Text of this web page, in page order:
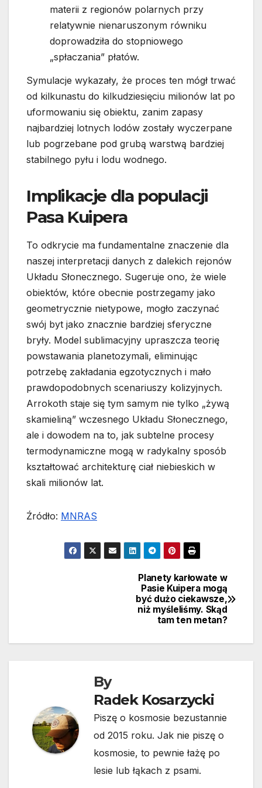
materii z regionów polarnych przy
relatywnie nienaruszonym równiku
doprowadziła do stopniowego
„spłaczania” płatów.
Symulacje wykazały, że proces ten mógł trwać
od kilkunastu do kilkudziesięciu milionów lat po
uformowaniu się obiektu, zanim zapasy
najbardziej lotnych lodów zostały wyczerpane
lub pogrzebane pod grubą warstwą bardziej
stabilnego pyłu i lodu wodnego.
Implikacje dla populacji
Pasa Kuipera
To odkrycie ma fundamentalne znaczenie dla
naszej interpretacji danych z dalekich rejonów
Układu Słonecznego. Sugeruje ono, że wiele
obiektów, które obecnie postrzegamy jako
geometrycznie nietypowe, mogło zaczynać
swój byt jako znacznie bardziej sferyczne
bryły. Model sublimacyjny upraszcza teorię
powstawania planetozymali, eliminując
potrzebę zakładania egzotycznych i mało
prawdopodobnych scenariuszy kolizyjnych.
Arrokoth staje się tym samym nie tylko „żywą
skamieliną” wczesnego Układu Słonecznego,
ale i dowodem na to, jak subtelne procesy
termodynamiczne mogą w radykalny sposób
kształtować architekturę ciał niebieskich w
skali milionów lat.
Źródło: MNRAS
Planety karłowate w
Pasie Kuipera mogą
być dużo ciekawsze,
niż myśleliśmy. Skąd
tam ten metan?
By
Radek Kosarzycki
Piszę o kosmosie bezustannie
od 2015 roku. Jak nie piszę o
kosmosie, to pewnie łażę po
lesie lub łąkach z psami.